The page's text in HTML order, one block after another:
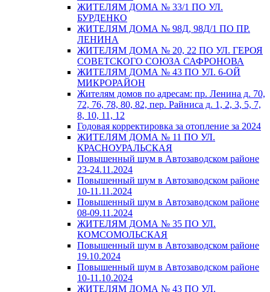
ЖИТЕЛЯМ ДОМА № 33/1 ПО УЛ.
БУРДЕНКО
ЖИТЕЛЯМ ДОМА № 98Д, 98Д/1 ПО ПР.
ЛЕНИНА
ЖИТЕЛЯМ ДОМА № 20, 22 ПО УЛ. ГЕРОЯ
СОВЕТСКОГО СОЮЗА САФРОНОВА
ЖИТЕЛЯМ ДОМА № 43 ПО УЛ. 6-ОЙ
МИКРОРАЙОН
Жителям домов по адресам: пр. Ленина д. 70,
72, 76, 78, 80, 82, пер. Райниса д. 1, 2, 3, 5, 7,
8, 10, 11, 12
Годовая корректировка за отопление за 2024
ЖИТЕЛЯМ ДОМА № 11 ПО УЛ.
КРАСНОУРАЛЬСКАЯ
Повышенный шум в Автозаводском районе
23-24.11.2024
Повышенный шум в Автозаводском районе
10-11.11.2024
Повышенный шум в Автозаводском районе
08-09.11.2024
ЖИТЕЛЯМ ДОМА № 35 ПО УЛ.
КОМСОМОЛЬСКАЯ
Повышенный шум в Автозаводском районе
19.10.2024
Повышенный шум в Автозаводском районе
10-11.10.2024
ЖИТЕЛЯМ ДОМА № 43 ПО УЛ.